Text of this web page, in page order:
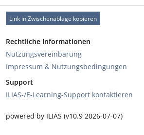
Link in Zwischenablage kopieren
Rechtliche Informationen
Nutzungsvereinbarung
Impressum & Nutzungsbedingungen
Support
ILIAS-/E-Learning-Support kontaktieren
powered by ILIAS (v10.9 2026-07-07)